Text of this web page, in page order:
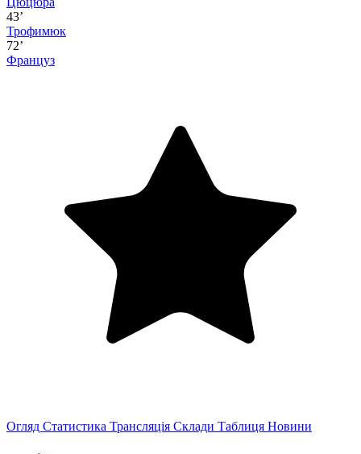
43’
Трофимюк
72’
Француз
Огляд Статистика Трансляція Склади Таблиця Новини